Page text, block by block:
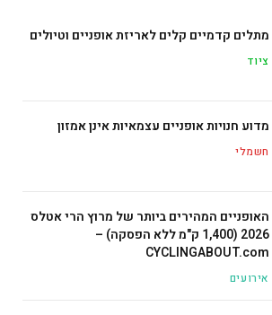
מתלים קדמיים קלים לאריזת אופניים וטיולים
ציוד
מדוע חנויות אופניים עצמאיות אינן אמזון
חשמלי
האופניים המהירים ביותר של מרוץ הרי אטלס
2026 (1,400 ק"מ ללא הפסקה) –
CYCLINGABOUT.com
אירועים